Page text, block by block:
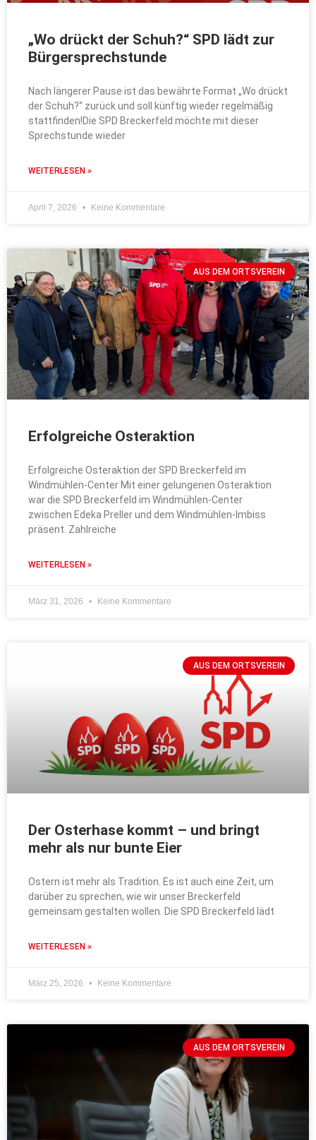
„Wo drückt der Schuh?“ SPD lädt zur
Bürgersprechstunde
Nach längerer Pause ist das bewährte Format „Wo drückt
der Schuh?“ zurück und soll künftig wieder regelmäßig
stattfinden!Die SPD Breckerfeld möchte mit dieser
Sprechstunde wieder
WEITERLESEN »
April 7, 2026 Keine Kommentare
AUS DEM ORTSVEREIN
Erfolgreiche Osteraktion
Erfolgreiche Osteraktion der SPD Breckerfeld im
Windmühlen-Center Mit einer gelungenen Osteraktion
war die SPD Breckerfeld im Windmühlen-Center
zwischen Edeka Preller und dem Windmühlen-Imbiss
präsent. Zahlreiche
WEITERLESEN »
März 31, 2026 Keine Kommentare
AUS DEM ORTSVEREIN
Der Osterhase kommt – und bringt
mehr als nur bunte Eier
Ostern ist mehr als Tradition. Es ist auch eine Zeit, um
darüber zu sprechen, wie wir unser Breckerfeld
gemeinsam gestalten wollen. Die SPD Breckerfeld lädt
WEITERLESEN »
März 25, 2026 Keine Kommentare
AUS DEM ORTSVEREIN